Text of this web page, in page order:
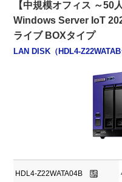
【中規模オフィス ～50人
Windows Server IoT
ライブ BOXタイプ
LAN DISK（HDL4-Z22WATAB
HDL4-Z22WATA04B